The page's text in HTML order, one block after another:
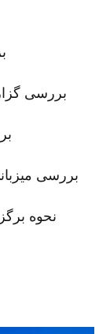
۴- بررسی
۶- بررسی
۷- نحوه